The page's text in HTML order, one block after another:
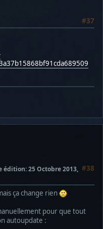
#37
#38
édition: 25 Octobre 2013,
ça change rien
pour que tout
autoupdate :